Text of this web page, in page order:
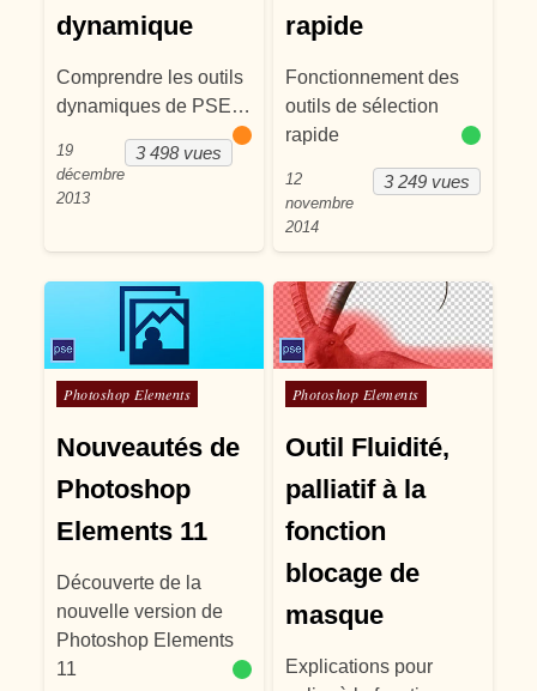
dynamique
Comprendre les outils
dynamiques de PSE…
3 498 vues
19
décembre
2013
rapide
Fonctionnement des
outils de sélection
rapide
3 249 vues
12
novembre
2014
Posté dans
Photoshop Elements
Nouveautés de
Photoshop
Elements 11
Découverte de la
nouvelle version de
Photoshop Elements
11
Posté dans
Photoshop Elements
Outil Fluidité,
palliatif à la
fonction
blocage de
masque
Explications pour